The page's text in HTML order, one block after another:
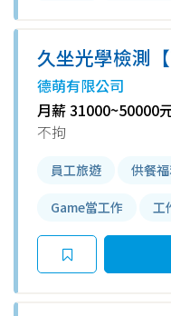
久坐光學檢測
二日▶可週領▶
錄取.快報吉
德萌有限公司
月薪 31000~50000
不拘
員工旅遊 供餐
Game當工作 工